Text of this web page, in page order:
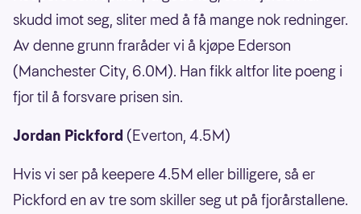
skudd imot seg, sliter med å få mange nok redninger.
Av denne grunn fraråder vi å kjøpe Ederson
(Manchester City, 6.0M). Han fikk altfor lite poeng i
fjor til å forsvare prisen sin.
Jordan Pickford (Everton, 4.5M)
Hvis vi ser på keepere 4.5M eller billigere, så er
Pickford en av tre som skiller seg ut på fjorårstallene.